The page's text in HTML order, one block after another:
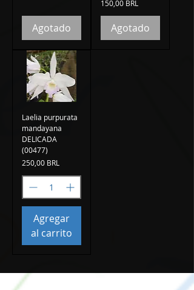
Agotado
Precio
150,00 BRL
Agotado
Laelia purpurata
mandayana
DELICADA
(00477)
Precio
250,00 BRL
Agregar
al carrito